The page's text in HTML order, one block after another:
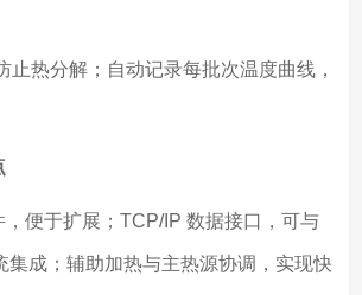
热分解；自动记录每批次温度曲线，
便于扩展；TCP/IP 数据接口，可与
集成；辅助加热与主热源协调，实现快